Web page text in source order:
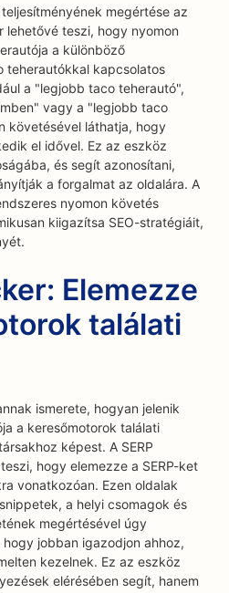
megértése az
lehetővé teszi, hogy nyomon
a különböző
teherautókkal kapcsolatos
a "legjobb taco teherautó",
vagy a "legjobb taco
követésével láthatja, hogy
el idővel. Ez az eszköz
és segít azonosítani,
a forgalmat az oldalára. A
nyomon követés
kiigazítsa SEO-stratégiáit,
Elemezze
találati
ismerete, hogyan jelenik
a keresőmotorok találati
képest. A SERP
hogy elemezze a SERP-ket
vonatkozóan. Ezen oldalak
a helyi csomagok és
megértésével úgy
jobban igazodjon ahhoz,
kezelnek. Ez az eszköz
elérésében segít, hanem